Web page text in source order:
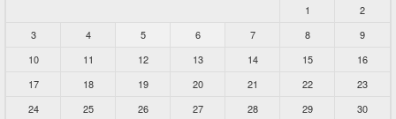
1
2
3
4 5 6 7 8
9
10
11 12 13 14 15
16
17
18 19 20 21 22
23
24
25 26 27 28 29
30